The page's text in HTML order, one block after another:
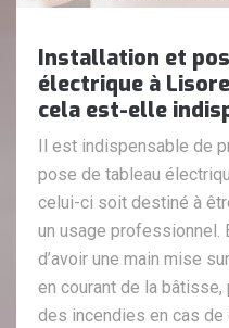
Installation et
électrique à
cela est-elle
Il est indispensable de
pose de tableau
celui-ci soit destiné à
un usage professionnel.
d’avoir une main mise
en courant de la
des incendies en cas